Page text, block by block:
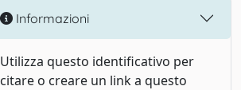
Informazioni
Utilizza questo identificativo per
citare o creare un link a questo